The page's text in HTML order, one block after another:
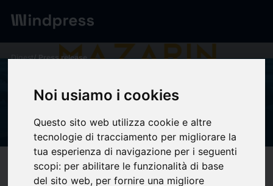
Noi usiamo i cookies
Questo sito web utilizza cookie e altre
tecnologie di tracciamento per migliorare la
tua esperienza di navigazione per i seguenti
scopi: per abilitare le funzionalità di base
del sito web, per fornire una migliore
Digest/ Press release
Séance du 26 juin 2023 -
Chilly Mazarin
Compatibility help